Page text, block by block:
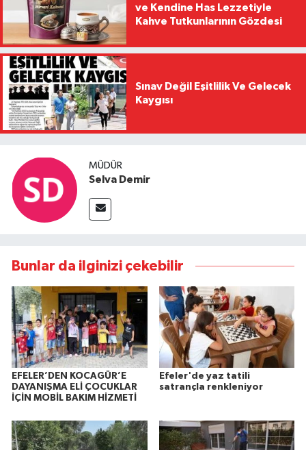
ve Kendine Has Lezzetiyle
Kahve Tutkunlarının Gözdesi
Sınav Değil Eşitlilik Ve Gelecek
Kaygısı
MÜDÜR
Selva Demir
Bunlar da ilginizi çekebilir
EFELER’DEN KOCAGÜR’E
DAYANIŞMA ELİ ÇOCUKLAR
İÇİN MOBİL BAKIM HİZMETİ
Efeler'de yaz tatili
satrançla renkleniyor